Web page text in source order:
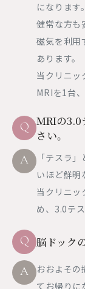
になりま
健常な方も
磁気を利用
あります。
当クリニッ
MRIを1台
Q MRIの3.0
さい。
A
「テスラ
いほど鮮明
当クリニッ
め、3.0テ
Q 脳ドック
A
おおよそ
てお帰りに